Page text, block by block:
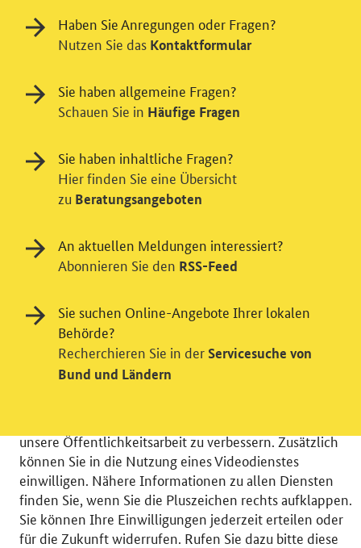
© 2026 Bundesministerium für Wirtschaft und Energie
RSS
Benutzerhinweise Inhaltsverzeichnis
Einwilligung in Tracking und / oder
Videodienst
Wir bitten Sie an dieser Stelle um Ihre Einwilligung für
verschiedene Zusatzdienste unserer Webseite: Wir
unsere Öffentlichkeitsarbeit zu verbessern. Zusätzlich
können Sie in die Nutzung eines Videodienstes
einwilligen. Nähere Informationen zu allen Diensten
finden Sie, wenn Sie die Pluszeichen rechts aufklappen.
Sie können Ihre Einwilligungen jederzeit erteilen oder
für die Zukunft widerrufen. Rufen Sie dazu bitte diese
Haben Sie Anregungen oder Fragen?
Nutzen Sie das Kontaktformular
Sie haben allgemeine Fragen?
Schauen Sie in Häufige Fragen
Sie haben inhaltliche Fragen?
Hier finden Sie eine Übersicht
zu Beratungsangeboten
An aktuellen Meldungen interessiert?
Abonnieren Sie den RSS-Feed
Sie suchen Online-Angebote Ihrer lokalen
Behörde?
Recherchieren Sie in der Servicesuche von
Bund und Ländern